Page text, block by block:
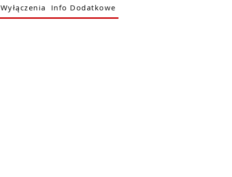
Wyłączenia Info Dodatkowe